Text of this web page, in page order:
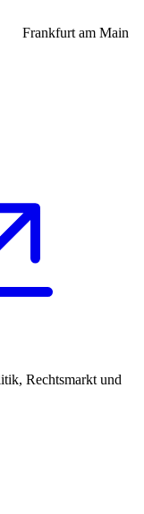
Frankfurt am Main
Rechtsmarkt und